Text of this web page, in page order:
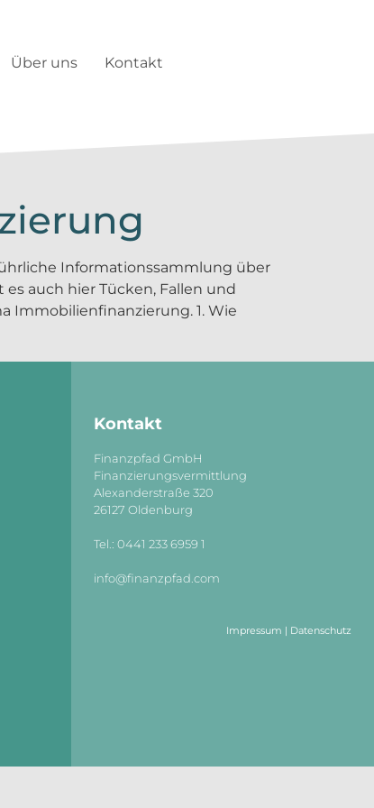
Über uns Kontakt
Informations­sammlung über
auch hier Tücken, Fallen und
Immobilien­finanzierung. 1. Wie
Kontakt
Finanzpfad GmbH
Finanzierungsvermittlung
Alexanderstraße 320
26127 Oldenburg
Tel.: 0441 233 6959 1
info@finanzpfad.com
Impressum | Datenschutz